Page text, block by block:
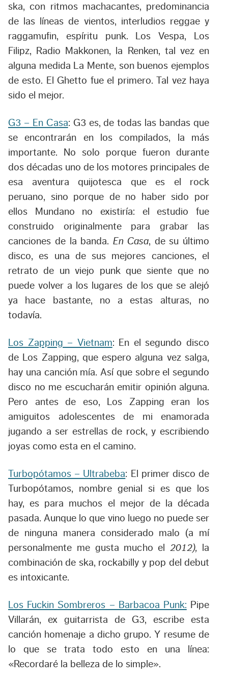
ska, con ritmos machacantes, predominancia
de las líneas de vientos, interludios reggae y
raggamufin, espíritu punk. Los Vespa, Los
Filipz, Radio Makkonen, la Renken, tal vez en
alguna medida La Mente, son buenos ejemplos
de esto. El Ghetto fue el primero. Tal vez haya
sido el mejor.
G3 – En Casa: G3 es, de todas las bandas que
se encontrarán en los compilados, la más
importante. No solo porque fueron durante
dos décadas uno de los motores principales de
esa aventura quijotesca que es el rock
peruano, sino porque de no haber sido por
ellos Mundano no existiría: el estudio fue
construido originalmente para grabar las
canciones de la banda. En Casa, de su último
disco, es una de sus mejores canciones, el
retrato de un viejo punk que siente que no
puede volver a los lugares de los que se alejó
ya hace bastante, no a estas alturas, no
todavía.
Los Zapping – Vietnam: En el segundo disco
de Los Zapping, que espero alguna vez salga,
hay una canción mía. Así que sobre el segundo
disco no me escucharán emitir opinión alguna.
Pero antes de eso, Los Zapping eran los
amiguitos adolescentes de mi enamorada
jugando a ser estrellas de rock, y escribiendo
joyas como esta en el camino.
Turbopótamos – Ultrabeba: El primer disco de
Turbopótamos, nombre genial si es que los
hay, es para muchos el mejor de la década
pasada. Aunque lo que vino luego no puede ser
de ninguna manera considerado malo (a mí
personalmente me gusta mucho el2012),
la
combinación de ska, rockabilly y pop del debut
es intoxicante.
Los Fuckin Sombreros – Barbacoa Punk: Pipe
Villarán, ex guitarrista de G3, escribe esta
canción homenaje a dicho grupo. Y resume de
lo que se trata todo esto en una línea:
«Recordaré la belleza de lo simple».